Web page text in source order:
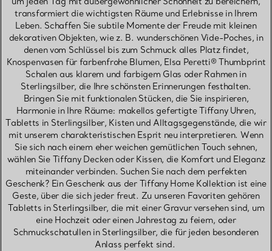
transformiert die wichtigsten Räume und Erlebnisse in Ihrem
Leben. Schaffen Sie subtile Momente der Freude mit kleinen
dekorativen Objekten, wie z. B. wunderschönen Vide-Poches, in
denen vom Schlüssel bis zum Schmuck alles Platz findet,
Knospenvasen für farbenfrohe Blumen, Elsa Peretti® Thumbprint
Schalen aus klarem und farbigem Glas oder Rahmen in
Sterlingsilber, die Ihre schönsten Erinnerungen festhalten.
Bringen Sie mit funktionalen Stücken, die Sie inspirieren,
Harmonie in Ihre Räume: makellos gefertigte Tiffany Uhren,
Tabletts in Sterlingsilber, Kisten und Alltagsgegenstände, die wir
mit unserem charakteristischen Esprit neu interpretieren. Wenn
Sie sich nach einem eher weichen gemütlichen Touch sehnen,
wählen Sie Tiffany Decken oder Kissen, die Komfort und Eleganz
miteinander verbinden. Suchen Sie nach dem perfekten
Geschenk? Ein Geschenk aus der Tiffany Home Kollektion ist eine
Geste, über die sich jeder freut. Zu unseren Favoriten gehören
Tabletts in Sterlingsilber, die mit einer Gravur versehen sind, um
eine Hochzeit oder einen Jahrestag zu feiern, oder
Schmuckschatullen in Sterlingsilber, die für jeden besonderen
Anlass perfekt sind.